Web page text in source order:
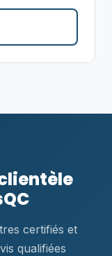
certifiés et
qualifiées